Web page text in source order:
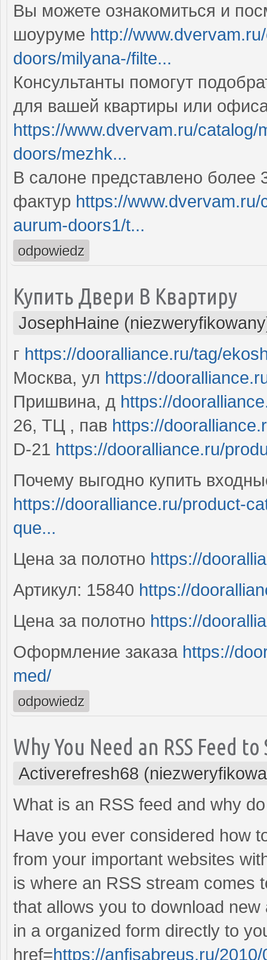
Вы можете ознакомиться и
шоуруме http://
doors/milyana-/filte...
Консультанты помогут
для вашей квартиры или
https://www.dvervam.ru/
doors/mezhk...
В салоне представлено более
фактур https://
aurum-doors1/t...
odpowiedz
Купить Двери В Квартиру
JosephHaine
г https://dooralliance.ru/tag/
Москва, ул https://
Пришвина, д https://
26, ТЦ , пав https://
D-21 https://dooralliance.ru/
Почему выгодно купить
https://dooralliance.ru/product-
que...
Цена за полотно https://
Артикул: 15840 https://
Цена за полотно https://
Оформление заказа https://
med/
odpowiedz
Why You Need an RSS Feed
Activerefresh68
What is an RSS feed and why
Have you ever considered how
from your important websites
is where an RSS stream comes
that allows you to download
in a organized form directly to
href=https://anfisabreus.ru/